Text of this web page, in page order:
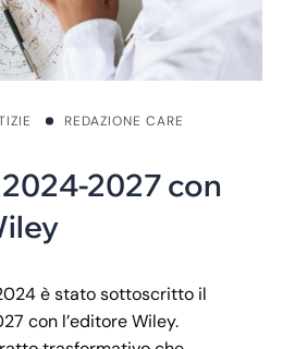
REDAZIONE CARE
2027 con
è stato sottoscritto il
con l’editore Wiley.